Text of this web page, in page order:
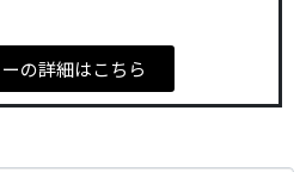
の詳細はこちら